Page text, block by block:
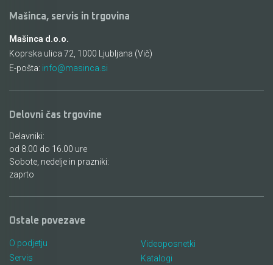
Mašinca, servis in trgovina
Mašinca d.o.o.
Koprska ulica 72, 1000 Ljubljana (Vič)
E-pošta: info@masinca.si
Delovni čas trgovine
Delavniki:
od 8.00 do 16.00 ure
Sobote, nedelje in prazniki:
zaprto
Ostale povezave
O podjetju
Servis
Videoposnetki
Katalogi
Akumulatorski čistilniki